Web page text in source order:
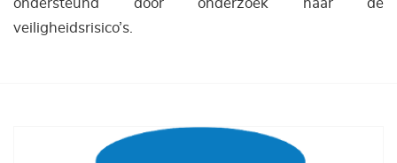
ondersteund door onderzoek naar de
veiligheidsrisico’s.